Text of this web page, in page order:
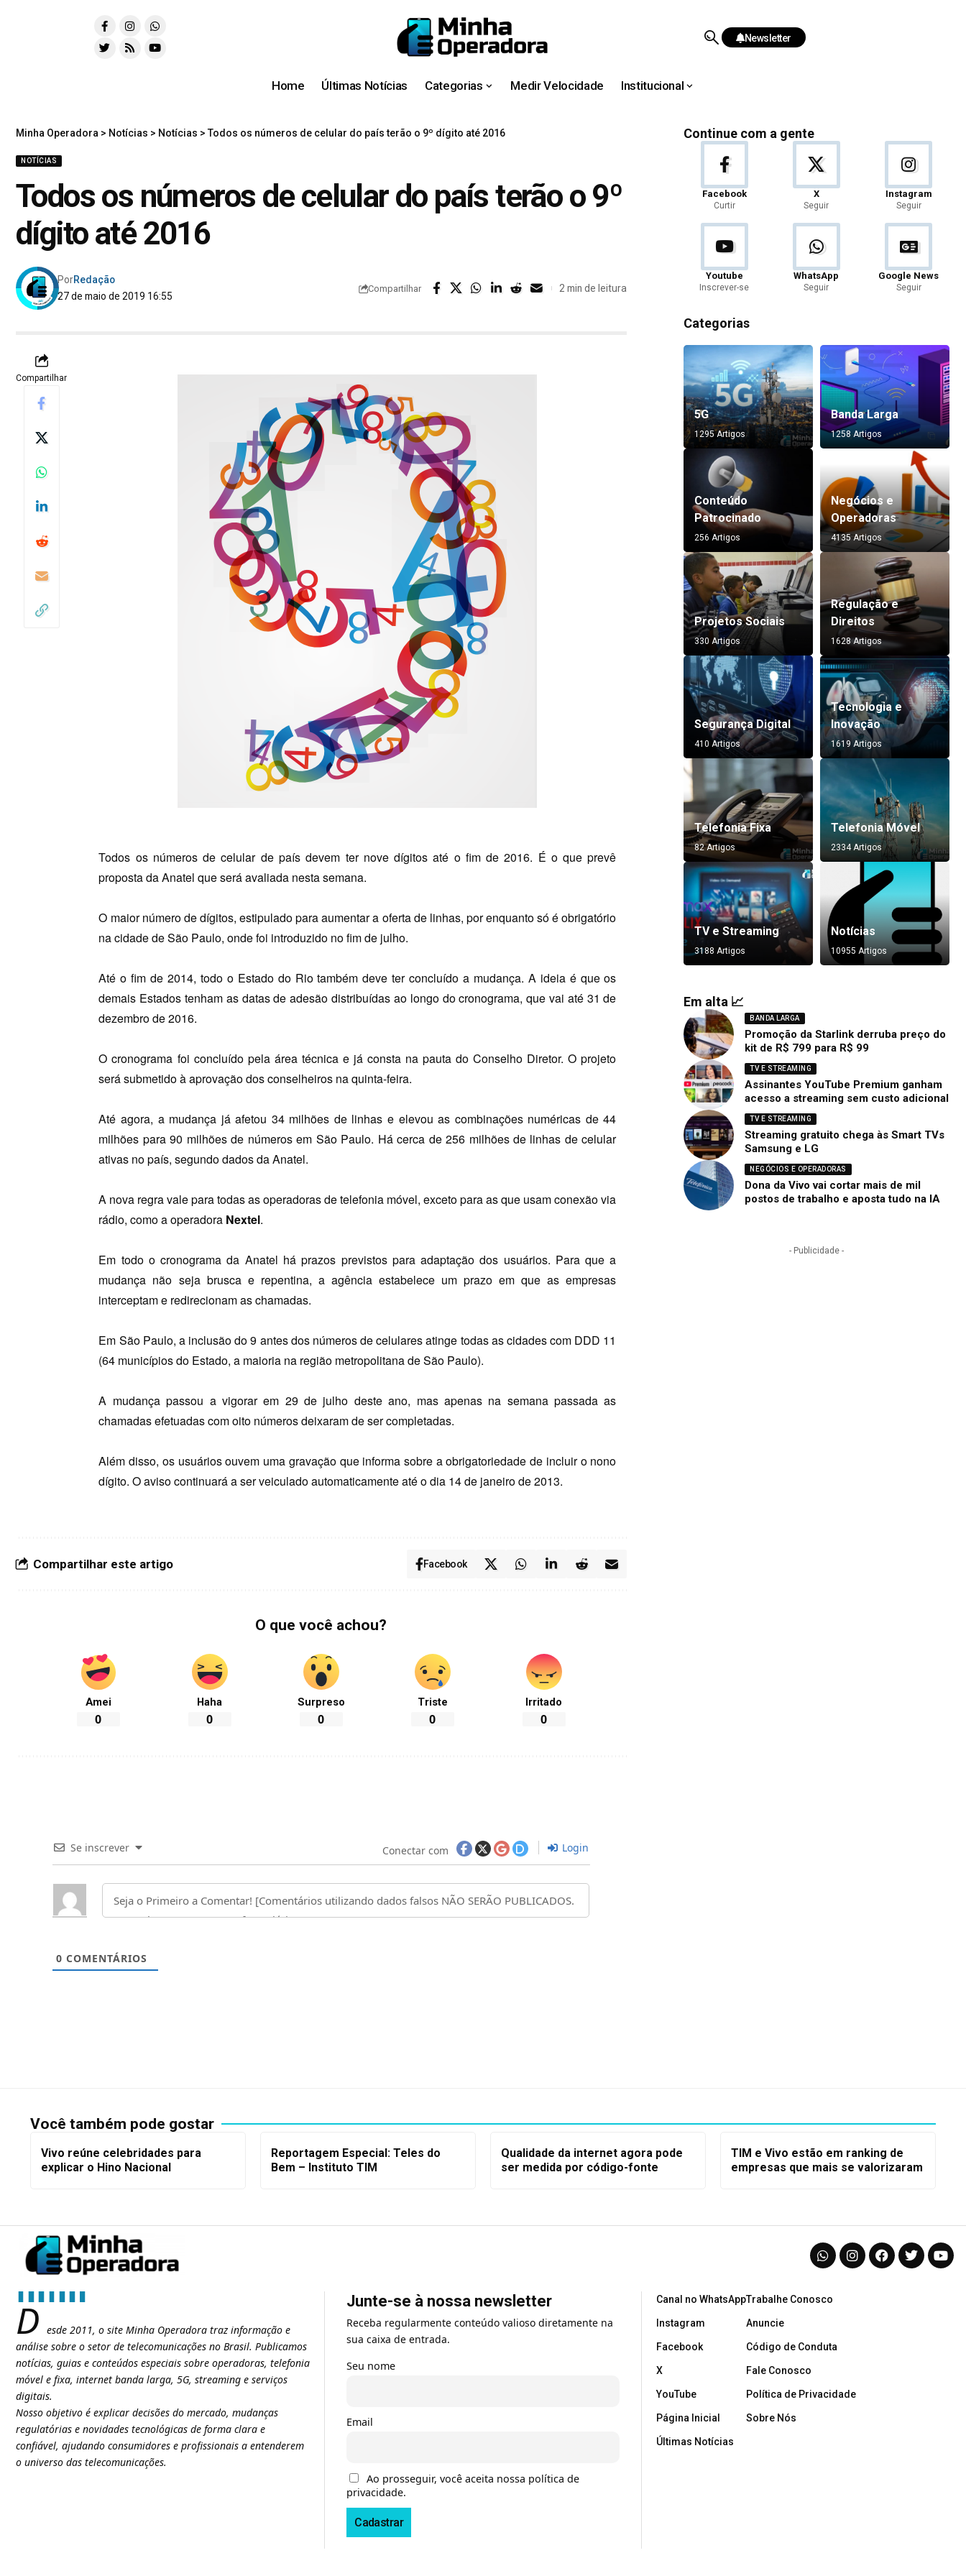
Newsletter
Home Últimas Notícias Categorias Medir Velocidade Institucional
Minha Operadora > Notícias > Notícias > Todos os números de celular do país terão o 9º dígito até 2016
NOTÍCIAS
Todos os números de celular do país terão o 9º
dígito até 2016
27 de maio de 2019 16:55
PorRedação
Compartilhar 2 min de leitura
Compartilhar
Todos os números de celular de país devem ter nove dígitos até o fim de 2016. É o que prevê
proposta da Anatel que será avaliada nesta semana.
O maior número de dígitos, estipulado para aumentar a oferta de linhas, por enquanto só é obrigatório
na cidade de São Paulo, onde foi introduzido no fim de julho.
Até o fim de 2014, todo o Estado do Rio também deve ter concluído a mudança. A ideia é que os
demais Estados tenham as datas de adesão distribuídas ao longo do cronograma, que vai até 31 de
dezembro de 2016.
O cronograma foi concluído pela área técnica e já consta na pauta do Conselho Diretor. O projeto
será submetido à aprovação dos conselheiros na quinta-feira.
Até agora, a mudança já afetou 34 milhões de linhas e elevou as combinações numéricas de 44
milhões para 90 milhões de números em São Paulo. Há cerca de 256 milhões de linhas de celular
ativas no país, segundo dados da Anatel.
A nova regra vale para todas as operadoras de telefonia móvel, exceto para as que usam conexão via
rádio, como a operadora Nextel.
Em todo o cronograma da Anatel há prazos previstos para adaptação dos usuários. Para que a
mudança não seja brusca e repentina, a agência estabelece um prazo em que as empresas
interceptam e redirecionam as chamadas.
Em São Paulo, a inclusão do 9 antes dos números de celulares atinge todas as cidades com DDD 11
(64 municípios do Estado, a maioria na região metropolitana de São Paulo).
A mudança passou a vigorar em 29 de julho deste ano, mas apenas na semana passada as
chamadas efetuadas com oito números deixaram de ser completadas.
Além disso, os usuários ouvem uma gravação que informa sobre a obrigatoriedade de incluir o nono
dígito. O aviso continuará a ser veiculado automaticamente até o dia 14 de janeiro de 2013.
Compartilhar este artigo Facebook
O que você achou?
Amei
0
Haha
0
Surpreso
0
Triste
0
Irritado
0
Se inscrever Conectar com Login
0 COMENTÁRIOS
Continue com a gente
Facebook
Curtir
X
Seguir
Instagram
Seguir
Youtube
Inscrever-se
WhatsApp
Seguir
Google News
Seguir
Categorias
5G
1295 Artigos
Banda Larga
1258 Artigos
Conteúdo
Patrocinado
256 Artigos
Negócios e
Operadoras
4135 Artigos
Projetos Sociais
330 Artigos
Regulação e
Direitos
1628 Artigos
Segurança Digital
410 Artigos
Tecnologia e
Inovação
1619 Artigos
Telefonia Fixa
82 Artigos
Telefonia Móvel
2334 Artigos
TV e Streaming
3188 Artigos
Notícias
10955 Artigos
Em alta 📈
BANDA LARGA
Promoção da Starlink derruba preço do
kit de R$ 799 para R$ 99
TV E STREAMING
Assinantes YouTube Premium ganham
acesso a streaming sem custo adicional
TV E STREAMING
Streaming gratuito chega às Smart TVs
Samsung e LG
NEGÓCIOS E OPERADORAS
Dona da Vivo vai cortar mais de mil
postos de trabalho e aposta tudo na IA
- Publicidade -
Você também pode gostar
Vivo reúne celebridades para
explicar o Hino Nacional
Reportagem Especial: Teles do
Bem – Instituto TIM
Qualidade da internet agora pode
ser medida por código-fonte
TIM e Vivo estão em ranking de
empresas que mais se valorizaram
D esde 2011, o site Minha Operadora traz informação e
análise sobre o setor de telecomunicações no Brasil. Publicamos
notícias, guias e conteúdos especiais sobre operadoras, telefonia
móvel e fixa, internet banda larga, 5G, streaming e serviços
digitais.
Nosso objetivo é explicar decisões do mercado, mudanças
regulatórias e novidades tecnológicas de forma clara e
confiável, ajudando consumidores e profissionais a entenderem
o universo das telecomunicações.
Junte-se à nossa newsletter
Receba regularmente conteúdo valioso diretamente na
sua caixa de entrada.
Seu nome
Email
Ao prosseguir, você aceita nossa política de
privacidade.
Canal no WhatsApp
Instagram
Facebook
X
YouTube
Página Inicial
Últimas Notícias
Trabalhe Conosco
Anuncie
Código de Conduta
Fale Conosco
Política de Privacidade
Sobre Nós